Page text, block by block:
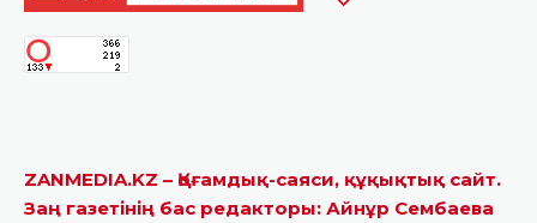
ZANMEDIA.KZ – Қоғамдық-саяси, құқықтық сайт.
Заң газетінің бас редакторы: Айнұр Сембаева